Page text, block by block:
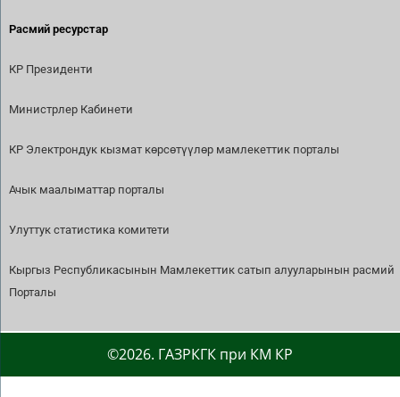
Расмий ресурстар
КР Президенти
Министрлер Кабинети
КР Электрондук кызмат көрсөтүүлөр мамлекеттик порталы
Ачык маалыматтар порталы
Улуттук статистика комитети
Кыргыз Республикасынын Мамлекеттик сатып алууларынын расмий
Порталы
©2026. ГАЗРКГК при КМ КР